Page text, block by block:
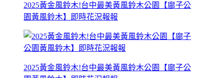
2025黃金風鈴木!台中最美黃風鈴木公園【廍子公
園黃風鈴木】即時花況報報
2025黃金風鈴木!台中最美黃風鈴木公園【廍子公